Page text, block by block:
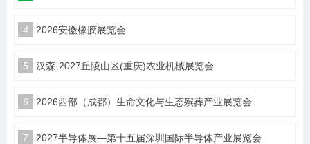
4 2026安徽橡胶展览会
5 汉森·2027丘陵山区(重庆)农业机械展览会
6 2026西部（成都）生命文化与生态殡葬产业展览会
7 2027半导体展—第十五届深圳国际半导体产业展览会